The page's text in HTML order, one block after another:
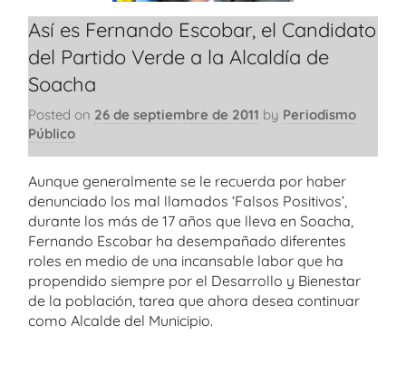
Así es Fernando Escobar, el Candidato
del Partido Verde a la Alcaldía de
Soacha
Posted on 26 de septiembre de 2011 by Periodismo
Público
Aunque generalmente se le recuerda por haber
denunciado los mal llamados ‘Falsos Positivos’,
durante los más de 17 años que lleva en Soacha,
Fernando Escobar ha desempañado diferentes
roles en medio de una incansable labor que ha
propendido siempre por el Desarrollo y Bienestar
de la población, tarea que ahora desea continuar
como Alcalde del Municipio.